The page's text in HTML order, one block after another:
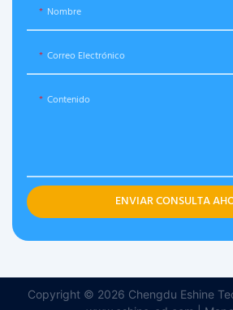
Nombre
Correo Electrónico
Contenido
ENVIAR CONSULTA
Copyright © 2026 Chengdu Eshine